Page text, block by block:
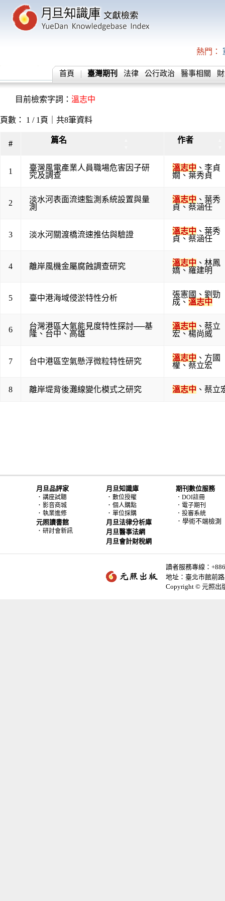
熱門：
首頁 臺灣期刊 法律 公行政治 醫事相關
目前檢索字詞： 溫志中
頁數： 1 / 1頁｜共8筆資料
# 篇名 作者
1
臺灣風電產業人員職場危害因子研
究及調查
溫志中 、 李貞
嫺 、 葉秀貞
2
淡水河表面流速監測系統設置與量
測
溫志中 、 葉秀
貞 、 蔡涵任
3 淡水河關渡橋流速推估與驗證 溫志中 、 葉秀
貞 、 蔡涵任
4 離岸風機金屬腐蝕調查研究 溫志中 、 林鳳
嬌 、 羅建明
5 臺中港海域侵淤特性分析 張憲國 、 劉勁
成 、 溫志中
6
台灣港區大氣能見度特性探討──基
隆、台中、高雄
溫志中 、 蔡立
宏 、 楊尚威
7 台中港區空氣懸浮微粒特性研究 溫志中 、 方國
權 、 蔡立宏
8 離岸堤背後灘線變化模式之研究 溫志中 、 蔡立
月旦品評家
． 講座試聽
． 影音商城
． 執業進修
元照讀書館
． 研討會新訊
月旦知識庫
． 數位授權
． 個人購點
． 單位採購
月旦法律分析庫
月旦醫事法網
月旦會計財稅網
期刊數位服務
．DOI註冊
．電子期刊
．投審系統
．學術不端檢測
讀者服務專線：
地址：臺北市館前
Copyright © 元照出